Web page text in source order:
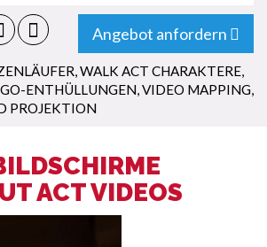
Angebot anfordern
,WALK ACT CHARAKTERE,
ENTHÜLLUNGEN,VIDEO MAPPING,
PROJEKTION
ACT VIDEOS